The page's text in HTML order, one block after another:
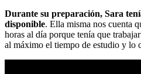
Durante su preparación, Sara
disponible. Ella misma nos cuenta
horas al día porque tenía que
al máximo el tiempo de estudio y lo